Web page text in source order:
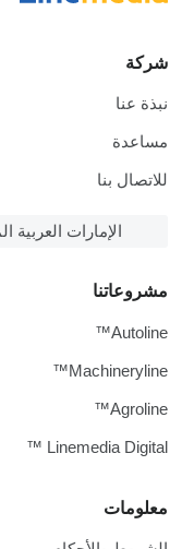
شركة
نبذة عنا
مساعدة
للاتصال بنا
الإمارات العربية
معلومات
مشروعاتنا
Autoline™
Machineryline™
Agroline™
Linemedia Digital ™